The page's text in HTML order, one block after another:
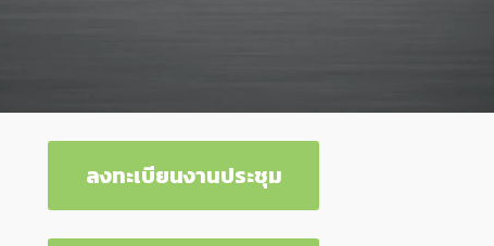
ลงทะเบียนงานประชุม